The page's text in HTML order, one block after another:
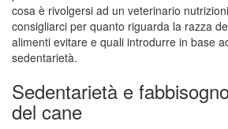
cosa è rivolgersi ad un veterinario
consigliarci per quanto riguarda la razza
alimenti evitare e quali introdurre in base
sedentarietà.
Sedentarietà e
del cane